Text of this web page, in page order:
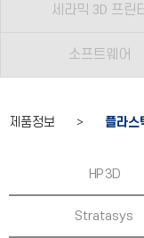
세라믹 3D 프린
소프트웨어
제품정보 > 플라스
HP 3D
Stratasys